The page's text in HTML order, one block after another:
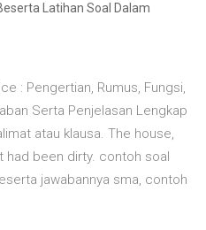
Latihan Soal Dalam
: Pengertian, Rumus, Fungsi,
Serta Penjelasan Lengkap
atau klausa. The house,
been dirty. contoh soal
jawabannya sma, contoh